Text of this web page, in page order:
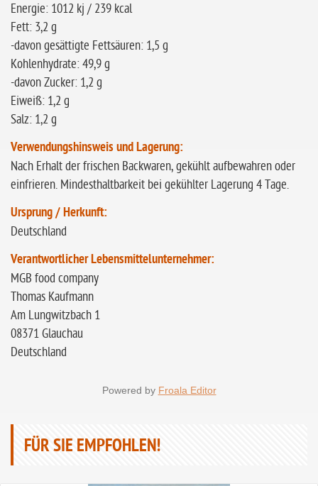
Energie: 1012 kj / 239 kcal
Fett: 3,2 g
-davon gesättigte Fettsäuren: 1,5 g
Kohlenhydrate: 49,9 g
-davon Zucker: 1,2 g
Eiweiß: 1,2 g
Salz: 1,2 g
Verwendungshinsweis und Lagerung:
Nach Erhalt der frischen Backwaren, gekühlt aufbewahren oder
einfrieren. Mindesthaltbarkeit bei gekühlter Lagerung 4 Tage.
Ursprung / Herkunft:
Deutschland
Verantwortlicher Lebensmittelunternehmer:
MGB food company
Thomas Kaufmann
Am Lungwitzbach 1
08371 Glauchau
Deutschland
Powered by Froala Editor
FÜR SIE EMPFOHLEN!